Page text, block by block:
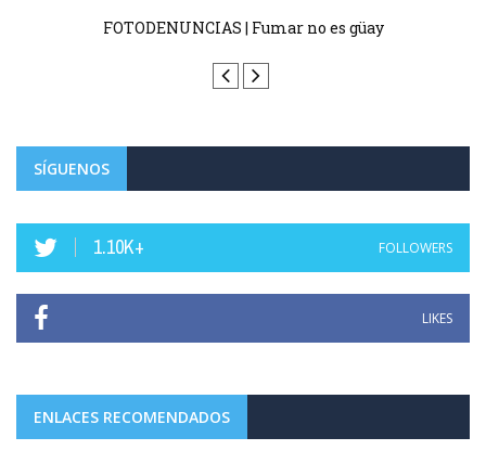
FOTODENUNCIAS | Fumar no es güay
SÍGUENOS
1.10K+ FOLLOWERS
LIKES
ENLACES RECOMENDADOS